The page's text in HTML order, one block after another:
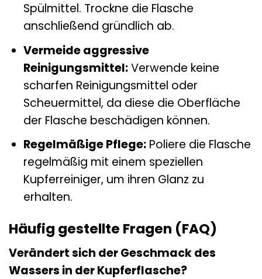
Spülmittel. Trockne die Flasche
anschließend gründlich ab.
Vermeide aggressive
Reinigungsmittel:Verwende keine
scharfen Reinigungsmittel oder
Scheuermittel, da diese die Oberfläche
der Flasche beschädigen können.
Regelmäßige Pflege:Poliere die Flasche
regelmäßig mit einem speziellen
Kupferreiniger, um ihren Glanz zu
erhalten.
Häufig gestellte Fragen (FAQ)
Verändert sich der Geschmack des
Wassers in der Kupferflasche?